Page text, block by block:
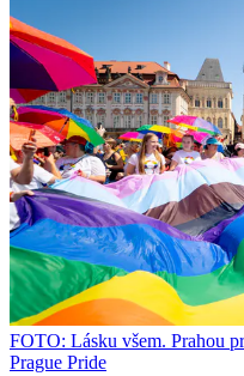
FOTO: Lásku všem. Prahou
Prague Pride